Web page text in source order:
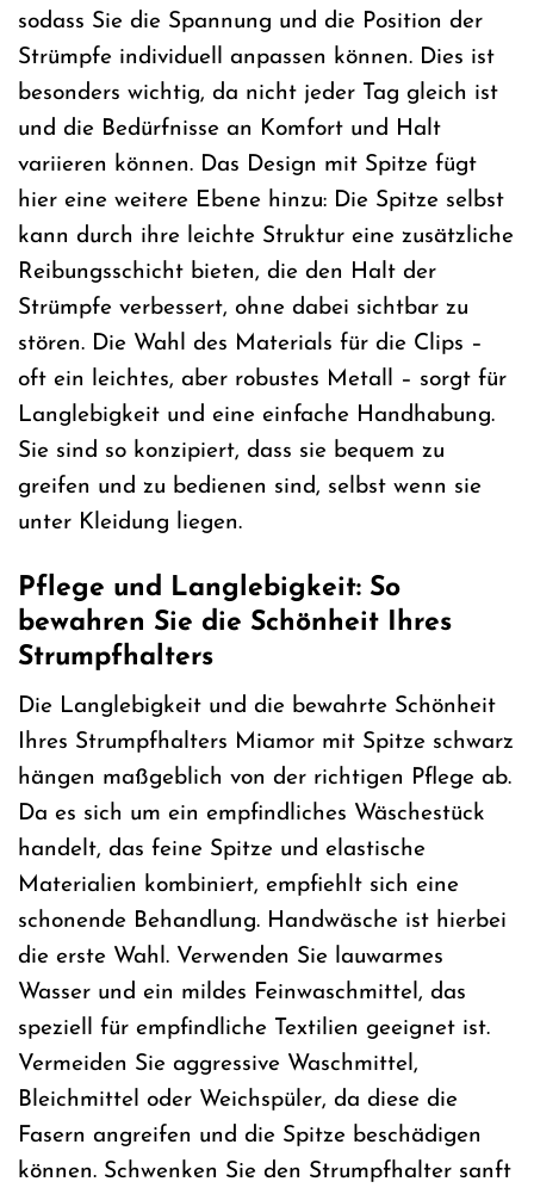
sodass Sie die Spannung und die Position der
Strümpfe individuell anpassen können. Dies ist
besonders wichtig, da nicht jeder Tag gleich ist
und die Bedürfnisse an Komfort und Halt
variieren können. Das Design mit Spitze fügt
hier eine weitere Ebene hinzu: Die Spitze selbst
kann durch ihre leichte Struktur eine zusätzliche
Reibungsschicht bieten, die den Halt der
Strümpfe verbessert, ohne dabei sichtbar zu
stören. Die Wahl des Materials für die Clips –
oft ein leichtes, aber robustes Metall – sorgt für
Langlebigkeit und eine einfache Handhabung.
Sie sind so konzipiert, dass sie bequem zu
greifen und zu bedienen sind, selbst wenn sie
unter Kleidung liegen.
Pflege und Langlebigkeit: So
bewahren Sie die Schönheit Ihres
Strumpfhalters
Die Langlebigkeit und die bewahrte Schönheit
Ihres Strumpfhalters Miamor mit Spitze schwarz
hängen maßgeblich von der richtigen Pflege ab.
Da es sich um ein empfindliches Wäschestück
handelt, das feine Spitze und elastische
Materialien kombiniert, empfiehlt sich eine
schonende Behandlung. Handwäsche ist hierbei
die erste Wahl. Verwenden Sie lauwarmes
Wasser und ein mildes Feinwaschmittel, das
speziell für empfindliche Textilien geeignet ist.
Vermeiden Sie aggressive Waschmittel,
Bleichmittel oder Weichspüler, da diese die
Fasern angreifen und die Spitze beschädigen
können. Schwenken Sie den Strumpfhalter sanft